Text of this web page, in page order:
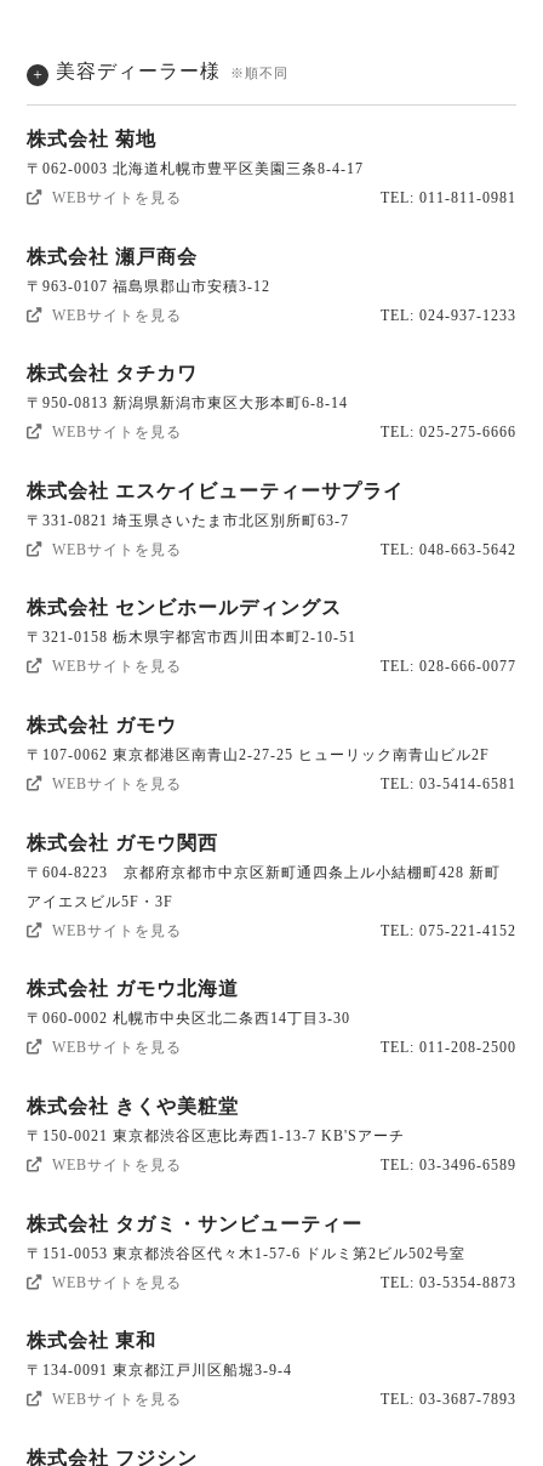
美容ディーラー様 ※順不同
株式会社 菊地
〒062-0003 北海道札幌市豊平区美園三条8-4-17
WEBサイトを見る
TEL: 011-811-0981
株式会社 瀬戸商会
〒963-0107 福島県郡山市安積3-12
WEBサイトを見る
TEL: 024-937-1233
株式会社 タチカワ
〒950-0813 新潟県新潟市東区大形本町6-8-14
WEBサイトを見る
TEL: 025-275-6666
株式会社 エスケイビューティーサプライ
〒331-0821 埼玉県さいたま市北区別所町63-7
WEBサイトを見る
TEL: 048-663-5642
株式会社 センビホールディングス
〒321-0158 栃木県宇都宮市西川田本町2-10-51
WEBサイトを見る
TEL: 028-666-0077
株式会社 ガモウ
〒107-0062 東京都港区南青山2-27-25 ヒューリック南青山ビル2F
WEBサイトを見る
TEL: 03-5414-6581
株式会社 ガモウ関西
〒604-8223 京都府京都市中京区新町通四条上ル小結棚町428 新町
アイエスビル5F・3F
WEBサイトを見る
TEL: 075-221-4152
株式会社 ガモウ北海道
〒060-0002 札幌市中央区北二条西14丁目3-30
WEBサイトを見る
TEL: 011-208-2500
株式会社 きくや美粧堂
〒150-0021 東京都渋谷区恵比寿西1-13-7 KB'Sアーチ
WEBサイトを見る
TEL: 03-3496-6589
株式会社 タガミ・サンビューティー
〒151-0053 東京都渋谷区代々木1-57-6 ドルミ第2ビル502号室
WEBサイトを見る
TEL: 03-5354-8873
株式会社 東和
〒134-0091 東京都江戸川区船堀3-9-4
WEBサイトを見る
TEL: 03-3687-7893
株式会社 フジシン